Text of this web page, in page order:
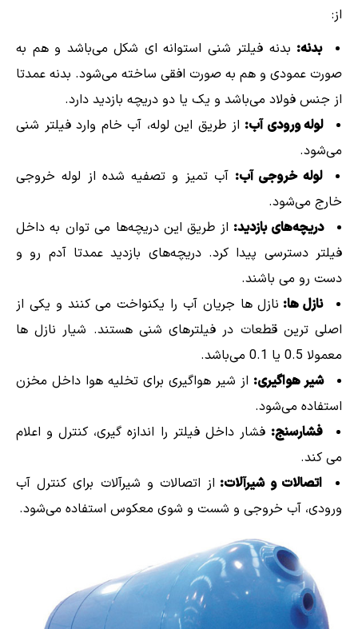
از:
بدنه: بدنه فیلتر شنی استوانه ای شکل می‌باشد و هم به
صورت عمودی و هم به صورت افقی ساخته می‌شود. بدنه عمدتا
از جنس فولاد می‌باشد و یک یا دو دریچه بازدید دارد.
لوله ورودی آب: از طریق این لوله، آب خام وارد فیلتر شنی
می‌شود.
لوله خروجی آب: آب تمیز و تصفیه شده از لوله خروجی
خارج می‌شود.
دریچه‌های بازدید: از طریق این دریچه‌ها می توان به داخل
فیلتر دسترسی پیدا کرد. دریچه‌های بازدید عمدتا آدم رو و
دست رو می باشند.
نازل ها: نازل ها جریان آب را یکنواخت می کنند و یکی از
اصلی ترین قطعات در فیلترهای شنی هستند. شیار نازل ها
معمولا 0.5 یا 0.1 می‌باشد.
شیر هواگیری: از شیر هواگیری برای تخلیه هوا داخل مخزن
استفاده می‌شود.
فشارسنج: فشار داخل فیلتر را اندازه گیری، کنترل و اعلام
می کند.
اتصالات و شیرآلات: از اتصالات و شیرآلات برای کنترل آب
ورودی، آب خروجی و شست و شوی معکوس استفاده می‌شود.